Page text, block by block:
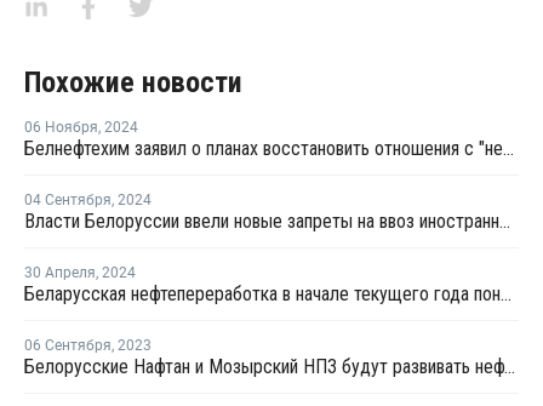
Похожие новости
06 Ноября, 2024
Белнефтехим заявил о планах восстановить отношения с "недружественными странами”
04 Сентября, 2024
Власти Белоруссии ввели новые запреты на ввоз иностранной продукции
30 Апреля, 2024
Беларусская нефтепереработка в начале текущего года понесла огромные убытки
06 Сентября, 2023
Белорусские Нафтан и Мозырский НПЗ будут развивать нефтехимию